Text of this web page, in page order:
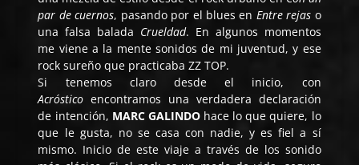
par de cuernos, pasando por el blues en Entre rejas o
una falsa balada Crueldad. En algunos momentos
me viene a la mente sonidos de mi juventud, y ese
rock sureño que practicaba ZZ TOP.
Si tenemos claro desde el inicio, con
Acróstico encontramos una verdadera declaración
de intención, MARC GALINDOhace lo que quiere, lo
que le gusta, no se casa con nadie, y es fiel a sí
mismo. Inicio de este viaje a través de los sonido